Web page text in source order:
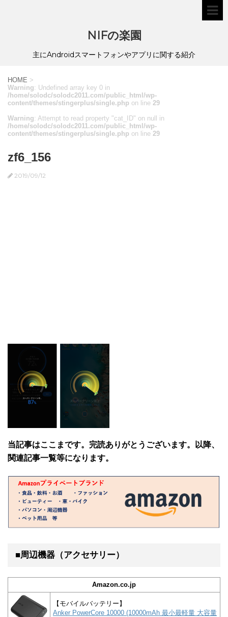
NIFの楽園
主にAndroidスマートフォンやアプリに関する紹介
HOME >
Warning: Undefined array key 0 in
/home/solodc/solodc2011.com/public_html/wp-
content/themes/stingerplus/single.php on line 29
Warning: Attempt to read property "cat_ID" on null in
/home/solodc/solodc2011.com/public_html/wp-
content/themes/stingerplus/single.php on line 29
zf6_156
2019/09/12
当記事はここまです。完読ありがとうございます。以降、
関連記事一覧等になります。
■周辺機器（アクセサリー）
Amazon.co.jp
【モバイルバッテリー】
Anker PowerCore 10000 (10000mAh 最小最軽量 大容量